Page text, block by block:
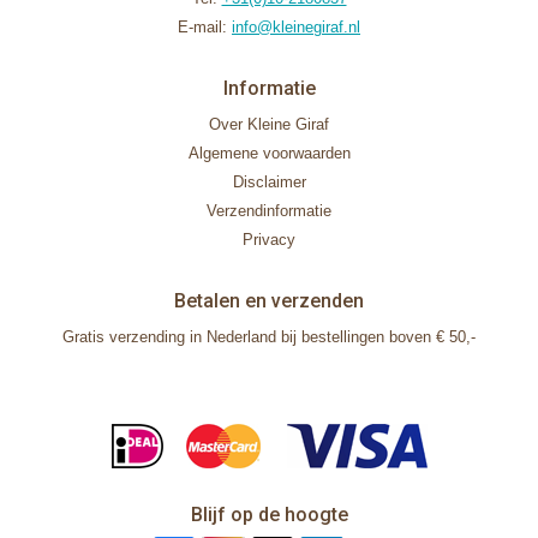
E-mail: info@kleinegiraf.nl
Informatie
Over Kleine Giraf
Algemene voorwaarden
Disclaimer
Verzendinformatie
Privacy
Betalen en verzenden
Gratis verzending in Nederland bij bestellingen boven € 50,-
Blijf op de hoogte